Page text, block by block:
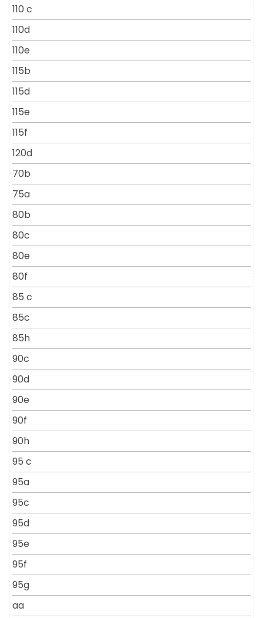
110 c
110d
110e
115b
115d
115e
115f
120d
70b
75a
80b
80c
80e
80f
85 c
85c
85h
90c
90d
90e
90f
90h
95 c
95a
95c
95d
95e
95f
95g
aa